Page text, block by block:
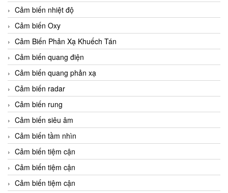
Cảm biến nhiệt độ
Cảm biến Oxy
Cảm Biến Phản Xạ Khuếch Tán
Cảm biến quang điện
Cảm biến quang phản xạ
Cảm biến radar
Cảm biến rung
Cảm biến siêu âm
Cảm biến tầm nhìn
Cảm biến tiệm cận
Cảm biến tiệm cận
Cảm biến tiệm cận